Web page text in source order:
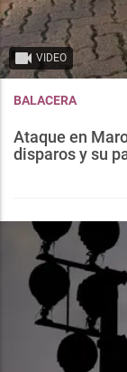
VIDEO
BALACERA
Ataque en
disparos y su